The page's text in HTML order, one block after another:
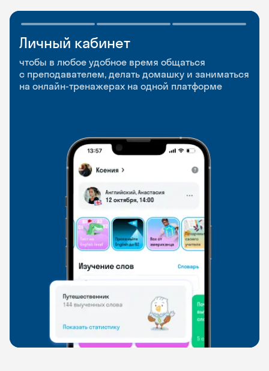
Личный кабинет
чтобы в любое удобное время общаться
с преподавателем, делать домашку и заниматься
на онлайн-тренажерах на одной платформе
Мобильное
приложение
чтобы заниматься и изучать новые слова где
и когда удобно
Разговорные клубы
и Talks
Групповые занятия для разговорной практики
и индивидуальные встречи с преподавателями